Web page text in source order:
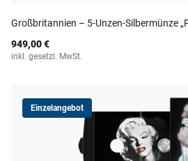
Großbritannien – 5-Unzen-Silbermünze
949,00 €
inkl. gesetzl. MwSt.
Einzelangebot